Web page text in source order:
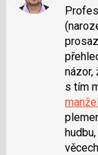
názor,
s tím